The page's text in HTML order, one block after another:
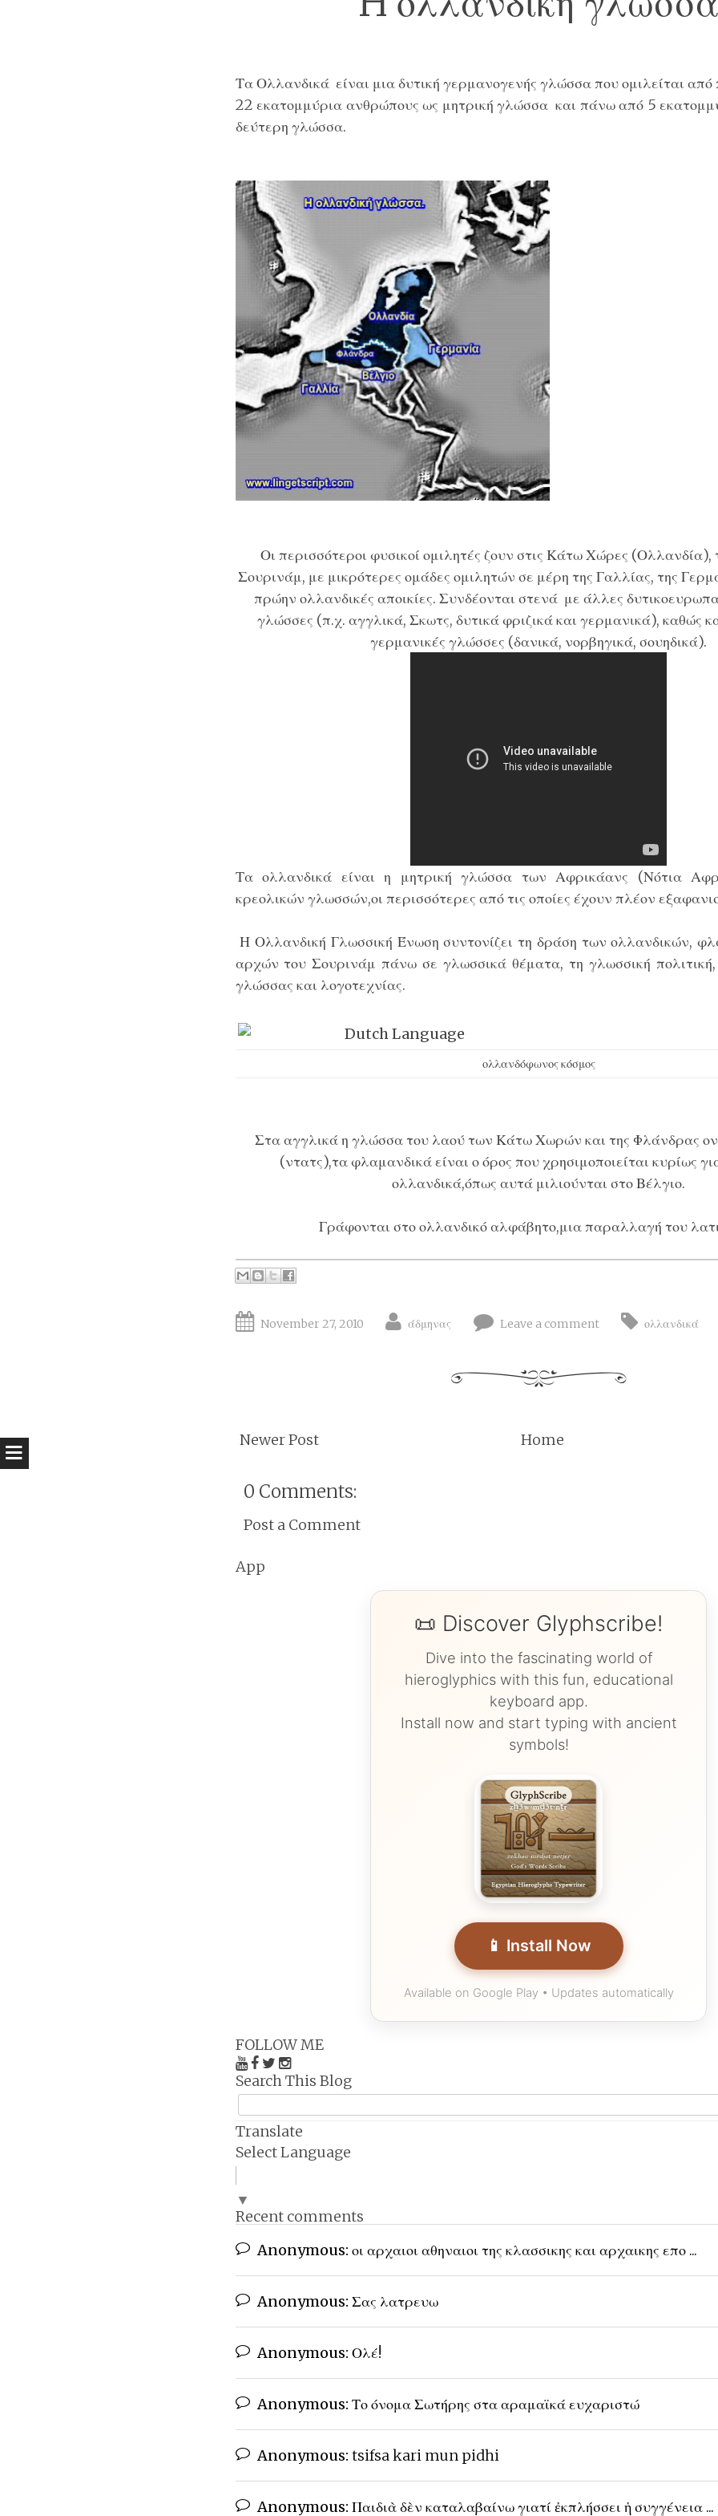
Τα Ολλανδικά είναι μια δυτική γερμανογενής γλώσσα που ομιλείται από
22 εκατομμύρια ανθρώπους ως μητρική γλώσσα και πάνω από 5
δεύτερη γλώσσα.
Οι περισσότεροι φυσικοί ομιλητές ζουν στις Κάτω Χώρες (Ολλανδία),
Σουρινάμ, με μικρότερες ομάδες ομιλητών σε μέρη της Γαλλίας, της
πρώην ολλανδικές αποικίες. Συνδέονται στενά με άλλες
γλώσσες (π.χ. αγγλικά, Σκωτς, δυτικά φριζικά και γερμανικά), καθώς
γερμανικές γλώσσες (δανικά, νορβηγικά, σουηδικά).
Τα ολλανδικά είναι η μητρική γλώσσα των Αφρικάανς (Νότια
κρεολικών γλωσσών,οι περισσότερες από τις οποίες έχουν πλέον
Η Ολλανδική Γλωσσική Ένωση συντονίζει τη δράση των ολλανδικών,
αρχών του Σουρινάμ πάνω σε γλωσσικά θέματα, τη γλωσσική πολιτική,
γλώσσας και λογοτεχνίας.
ολλανδόφωνος κόσμος
Στα αγγλικά η γλώσσα του λαού των Κάτω Χωρών και της Φλάνδρας
(ντατς),τα φλαμανδικά είναι ο όρος που χρησιμοποιείται κυρίως
ολλανδικά,όπως αυτά μιλιούνται στο Βέλγιο.
Γράφονται στοολλανδικό αλφάβητο,μια παραλλαγή του
November 27, 2010 άδμηνας Leave a comment ολλανδικά
Newer Post Home
0 Comments:
Post a Comment
App
📜 Discover Glyphscribe!
Dive into the fascinating world of
hieroglyphics with this fun, educational
keyboard app.
Install now and start typing with ancient
symbols!
📱 Install Now
Available on Google Play • Updates automatically
FOLLOW ME
Search This Blog
Translate
Select Language
▼
Recent comments
Anonymous: οι αρχαιοι αθηναιοι της κλασσικης και αρχαικης επο ...
Anonymous: Σας λατρευω
Anonymous: Ολέ!
Anonymous: Το όνομα Σωτήρης στα αραμαϊκά ευχαριστώ
Anonymous: tsifsa kari mun pidhi
Anonymous: Παιδιὰ δὲν καταλαβαίνω γιατί ἐκπλήσσει ἡ συγγένεια ...